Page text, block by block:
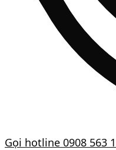
Gọi hotline 0908 563